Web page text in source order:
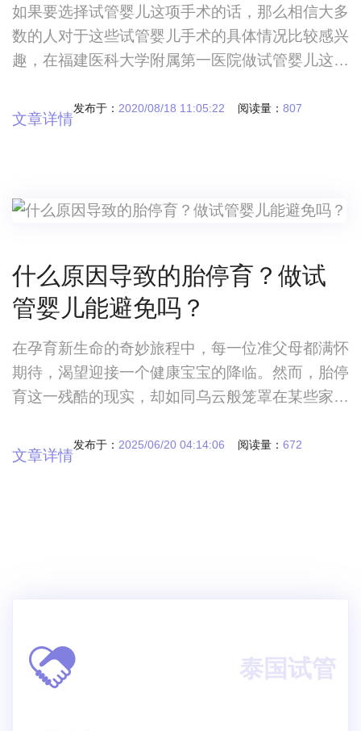
如果要选择试管婴儿这项手术的话，那么相信大多
数的人对于这些试管婴儿手术的具体情况比较感兴
趣，在福建医科大学附属第一医院做试管婴儿这项
解，目前来看当大家在选择这项手术的时候，一定
一医院试管婴儿移植后不良症状有哪些？如何避
发布于： 2020/08/18 11:05:22 阅读量： 807
文章详情
什么原因导致的胎停育？做试
管婴儿能避免吗？
在孕育新生命的奇妙旅程中，每一位准父母都满怀
期待，渴望迎接一个健康宝宝的降临。然而，胎停
育这一残酷的现实，却如同乌云般笼罩在某些家庭
多人不禁会问：究竟是什么原因导致了胎停育？
发布于： 2025/06/20 04:14:06 阅读量： 672
文章详情
泰国试管